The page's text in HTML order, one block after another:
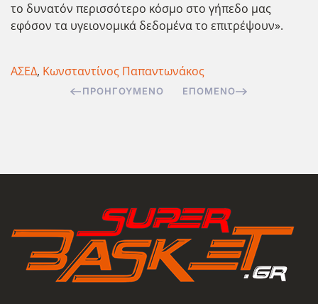
το δυνατόν περισσότερο κόσμο στο γήπεδο μας
εφόσον τα υγειονομικά δεδομένα το επιτρέψουν».
ΑΣΕΔ, Κωνσταντίνος Παπαντωνάκος
ΠΡΟΗΓΟΎΜΕΝΟ ΕΠΌΜΕΝΟ